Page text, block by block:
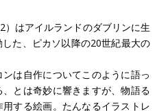
by John Deakin
reserved. DACS 2013 Z0012
はアイルランドのダブリンに生
た、ピカソ以降の20世紀最大の
は自作についてこのように語っ
とは奇妙に響きますが、物語る
する絵画。たんなるイラストレ